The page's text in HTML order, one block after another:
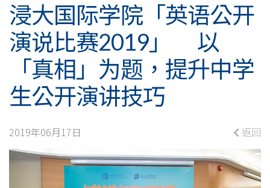
学
院
「英
语
公
开
浸大国际学院「英语公开
演说比赛2019」 以
「真相」为题，提升中学
生公开演讲技巧
2019年06月17日 返回